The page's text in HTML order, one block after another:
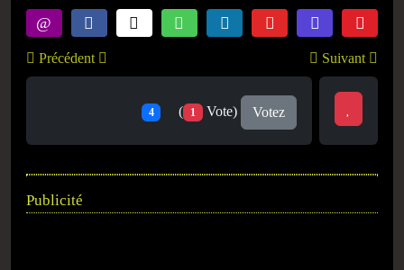
Précédent Suivant
4 ( 1 Vote) Votez
Publicité